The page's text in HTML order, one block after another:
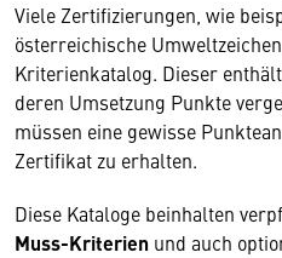
Viele Zertifizierungen, wie
österreichische
Kriterienkatalog. Dieser
deren Umsetzung Punkte
müssen eine gewisse
Zertifikat zu erhalten.
Diese Kataloge beinhalten
Muss-Kriterien und auch